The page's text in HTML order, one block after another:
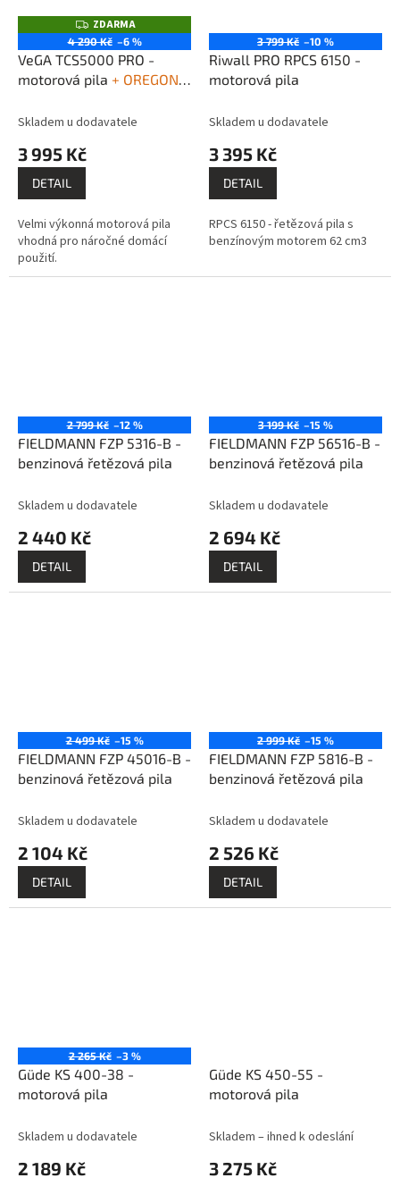
Z
D
A
R
M
A
ZDARMA
4 290 Kč –6 %
VeGA TCS5000 PRO -
motorová pila + OREGON
NEVADA Mineral 1l olej na
Skladem u dodavatele
3 995 Kč
DETAIL
Velmi výkonná motorová pila
vhodná pro náročné domácí
použití.
3 799 Kč –10 %
Riwall PRO RPCS 6150 -
motorová pila
Skladem u dodavatele
3 395 Kč
DETAIL
RPCS 6150 - řetězová pila s
benzínovým motorem 62 cm3
2 799 Kč –12 %
FIELDMANN FZP 5316-B -
benzinová řetězová pila
Skladem u dodavatele
2 440 Kč
DETAIL
3 199 Kč –15 %
FIELDMANN FZP 56516-B -
benzinová řetězová pila
Skladem u dodavatele
2 694 Kč
DETAIL
2 499 Kč –15 %
FIELDMANN FZP 45016-B -
benzinová řetězová pila
Skladem u dodavatele
2 104 Kč
DETAIL
2 999 Kč –15 %
FIELDMANN FZP 5816-B -
benzinová řetězová pila
Skladem u dodavatele
2 526 Kč
DETAIL
2 265 Kč –3 %
Güde KS 400-38 -
motorová pila
Skladem u dodavatele
2 189 Kč
Güde KS 450-55 -
motorová pila
Skladem – ihned k odeslání
3 275 Kč